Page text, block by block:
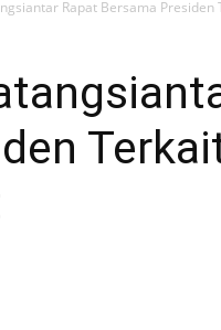
Rapat Bersama Presiden